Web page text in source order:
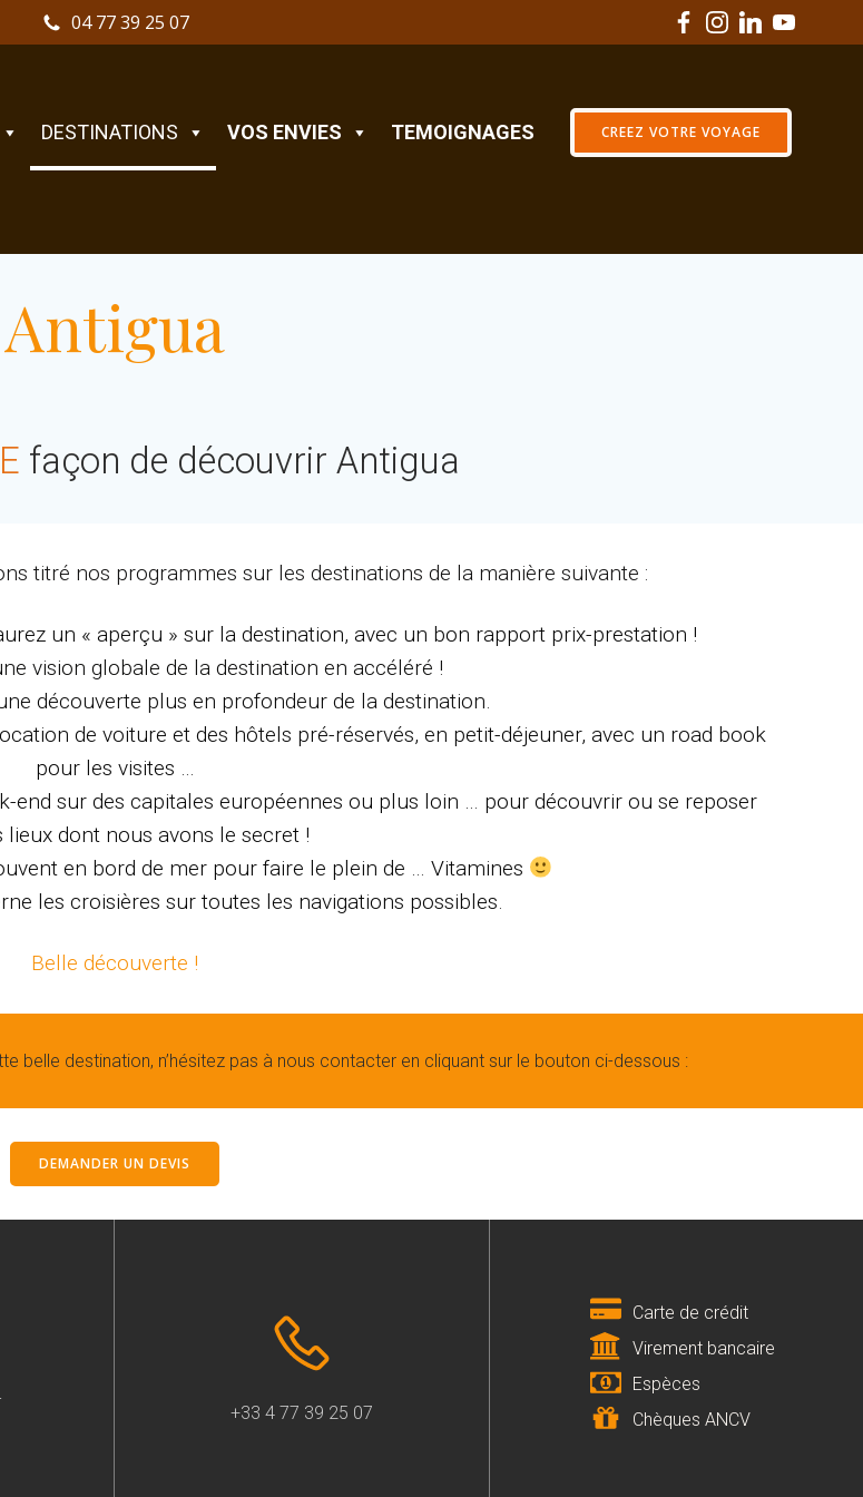
04 77 39 25 07
DESTINATIONS VOS ENVIES TEMOIGNAGES CREEZ VOTRE VOYAGE
Antigua
façon de découvrir Antigua
titré nos programmes sur les destinations de la manière suivante :
un « aperçu » sur la destination, avec un bon rapport prix-prestation !
vision globale de la destination en accéléré !
découverte plus en profondeur de la destination.
de voiture et des hôtels pré-réservés, en petit-déjeuner, avec un road book
pour les visites …
end sur des capitales européennes ou plus loin … pour découvrir ou se reposer
lieux dont nous avons le secret !
en bord de mer pour faire le plein de … Vitamines
les croisières sur toutes les navigations possibles.
Belle découverte !
belle destination, n’hésitez pas à nous contacter en cliquant sur le bouton ci-dessous :
DEMANDER UN DEVIS
+33 4 77 39 25 07
Carte de crédit
Virement bancaire
Espèces
Chèques ANCV